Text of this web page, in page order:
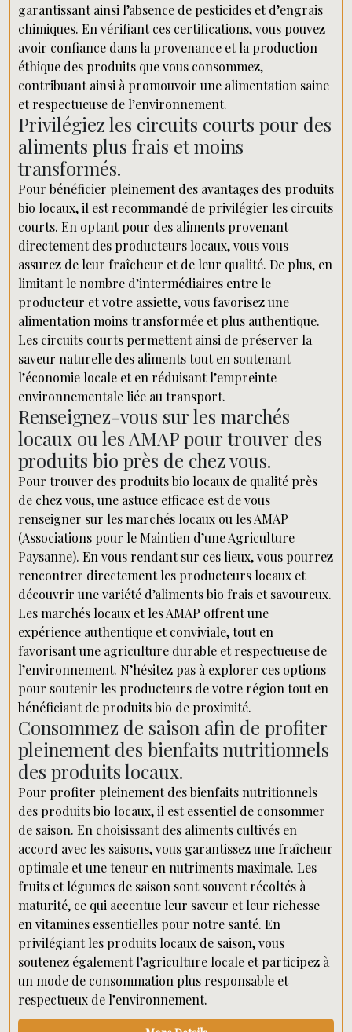
garantissant ainsi l’absence de pesticides et d’engrais
chimiques. En vérifiant ces certifications, vous pouvez
avoir confiance dans la provenance et la production
éthique des produits que vous consommez,
contribuant ainsi à promouvoir une alimentation saine
et respectueuse de l’environnement.
Privilégiez les circuits courts pour des
aliments plus frais et moins
transformés.
Pour bénéficier pleinement des avantages des produits
bio locaux, il est recommandé de privilégier les circuits
courts. En optant pour des aliments provenant
directement des producteurs locaux, vous vous
assurez de leur fraîcheur et de leur qualité. De plus, en
limitant le nombre d’intermédiaires entre le
producteur et votre assiette, vous favorisez une
alimentation moins transformée et plus authentique.
Les circuits courts permettent ainsi de préserver la
saveur naturelle des aliments tout en soutenant
l’économie locale et en réduisant l’empreinte
environnementale liée au transport.
Renseignez-vous sur les marchés
locaux ou les AMAP pour trouver des
produits bio près de chez vous.
Pour trouver des produits bio locaux de qualité près
de chez vous, une astuce efficace est de vous
renseigner sur les marchés locaux ou les AMAP
(Associations pour le Maintien d’une Agriculture
Paysanne). En vous rendant sur ces lieux, vous pourrez
rencontrer directement les producteurs locaux et
découvrir une variété d’aliments bio frais et savoureux.
Les marchés locaux et les AMAP offrent une
expérience authentique et conviviale, tout en
favorisant une agriculture durable et respectueuse de
l’environnement. N’hésitez pas à explorer ces options
pour soutenir les producteurs de votre région tout en
bénéficiant de produits bio de proximité.
Consommez de saison afin de profiter
pleinement des bienfaits nutritionnels
des produits locaux.
Pour profiter pleinement des bienfaits nutritionnels
des produits bio locaux, il est essentiel de consommer
de saison. En choisissant des aliments cultivés en
accord avec les saisons, vous garantissez une fraîcheur
optimale et une teneur en nutriments maximale. Les
fruits et légumes de saison sont souvent récoltés à
maturité, ce qui accentue leur saveur et leur richesse
en vitamines essentielles pour notre santé. En
privilégiant les produits locaux de saison, vous
soutenez également l’agriculture locale et participez à
un mode de consommation plus responsable et
respectueux de l’environnement.